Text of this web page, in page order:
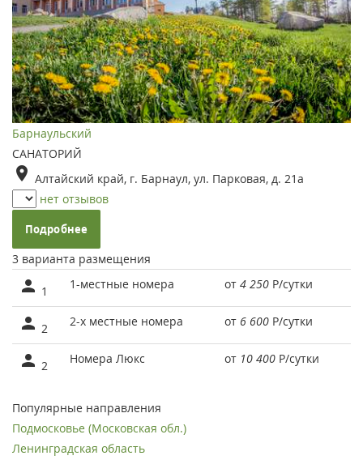
Барнаульский
САНАТОРИЙ
Алтайский край, г. Барнаул, ул. Парковая, д. 21а
нет отзывов
Подробнее
3 варианта размещения
1 1-местные номера от 4 250 Р/сутки
2 2-х местные номера от 6 600 Р/сутки
2 Номера Люкс от 10 400 Р/сутки
Популярные направления
Подмосковье (Московская обл.)
Ленинградская область